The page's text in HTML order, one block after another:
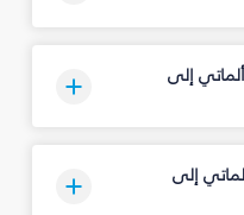
إلى
إلى